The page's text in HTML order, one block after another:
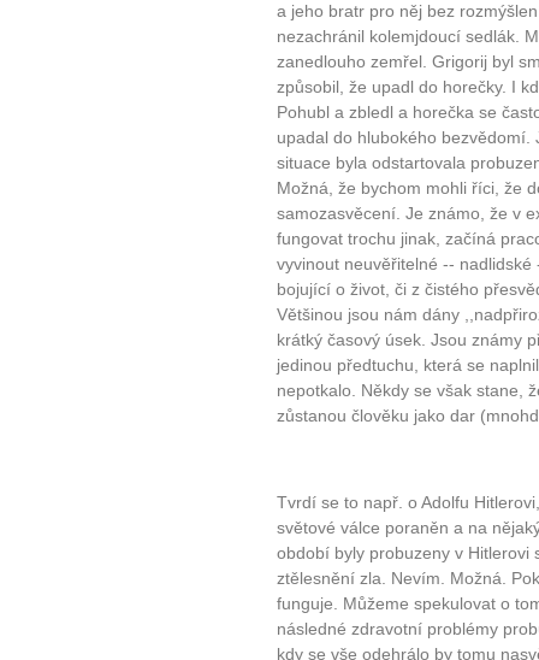
a jeho bratr pro něj bez
nezachránil kolemjdoucí sedlák.
zanedlouho zemřel. Grigorij byl
způsobil, že upadl do horečky. I
Pohubl a zbledl a horečka se
upadal do hlubokého
situace byla odstartovala
Možná, že bychom mohli říci, že
samozasvěcení. Je známo, že v
fungovat trochu jinak, začíná
vyvinout neuvěřitelné --
bojující o život, či z čistého
Většinou jsou nám dány
krátký časový úsek. Jsou známy
jedinou předtuchu, která se
nepotkalo. Někdy se však stane,
zůstanou člověku jako dar
Tvrdí se to např. o Adolfu
světové válce poraněn a na
období byly probuzeny v Hitlerovi
ztělesnění zla. Nevím. Možná.
funguje. Můžeme spekulovat o
následné zdravotní problémy
kdy se vše odehrálo by tomu